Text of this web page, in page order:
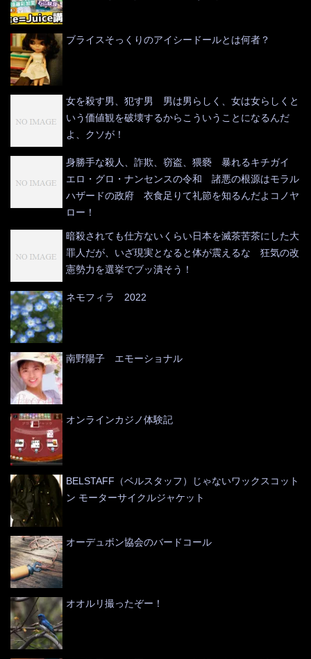
ブライスそっくりのアイシードールとは何者？
女を殺す男、犯す男 男は男らしく、女は女らしくと
いう価値観を破壊するからこういうことになるんだ
よ、クソが！
身勝手な殺人、詐欺、窃盗、猥褻 暴れるキチガイ
エロ・グロ・ナンセンスの令和 諸悪の根源はモラル
ハザードの政府 衣食足りて礼節を知るんだよコノヤ
ロー！
暗殺されても仕方ないくらい日本を滅茶苦茶にした大
罪人だが、いざ現実となると体が震えるな 狂気の改
憲勢力を選挙でブッ潰そう！
ネモフィラ 2022
南野陽子 エモーショナル
オンラインカジノ体験記
BELSTAFF（ベルスタッフ）じゃないワックスコット
ン モーターサイクルジャケット
オーデュボン協会のバードコール
オオルリ撮ったぞー！